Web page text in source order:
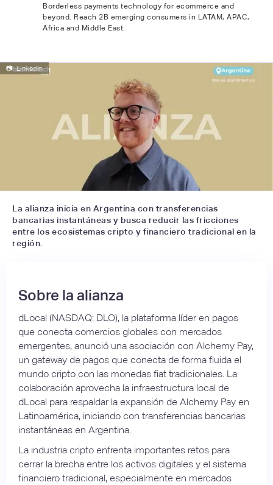
Borderless payments technology for ecommerce and
beyond. Reach 2B emerging consumers in LATAM, APAC,
Africa and Middle East.
📷 LinkedIn
La alianza inicia en Argentina con transferencias
bancarias instantáneas y busca reducir las fricciones
entre los ecosistemas cripto y financiero tradicional en la
región.
Sobre la alianza
dLocal (NASDAQ: DLO), la plataforma líder en pagos
que conecta comercios globales con mercados
emergentes, anunció una asociación con Alchemy Pay,
un gateway de pagos que conecta de forma fluida el
mundo cripto con las monedas fiat tradicionales. La
colaboración aprovecha la infraestructura local de
dLocal para respaldar la expansión de Alchemy Pay en
Latinoamérica, iniciando con transferencias bancarias
instantáneas en Argentina.
La industria cripto enfrenta importantes retos para
cerrar la brecha entre los activos digitales y el sistema
financiero tradicional, especialmente en mercados